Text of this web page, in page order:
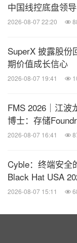
IBM自身恰好诠
才眼光与非凡意
IBM陷入绝境，
未来价值。变革
那时起，IBM经
转型，以及
改变自己，永远
不会是平白无故
美金。迄今为
中国线控底盘领
2026-08-07 22:20
SuperX 披露股份
期价值成长信心
2026-08-07 19:41
FMS 2026｜江波
博士：存储
2026-08-07 16:41
Cyble：终端安全
Black Hat USA
2026-08-07 15:11